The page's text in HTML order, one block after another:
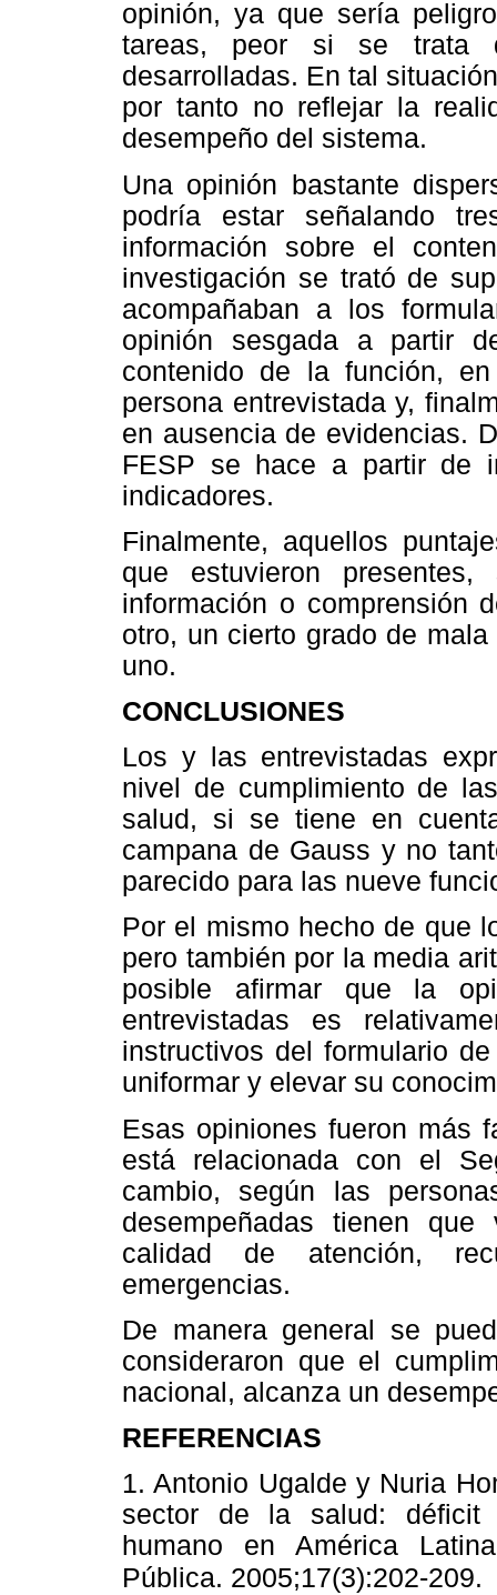
opinión, ya que sería
tareas, peor si se trata
desarrolladas. En tal
por tanto no reflejar la
desempeño del sistema.
Una opinión bastante
podría estar señalando
información sobre el
investigación se trató de
acompañaban a los
opinión sesgada a partir
contenido de la función,
persona entrevistada y,
en ausencia de evidencias.
FESP se hace a partir de
indicadores.
Finalmente, aquellos
que estuvieron
información o comprensión
otro, un cierto grado de
uno.
CONCLUSIONES
Los y las entrevistadas
nivel de cumplimiento de
salud, si se tiene en
campana de Gauss y no
parecido para las nueve
Por el mismo hecho de que
pero también por la media
posible afirmar que la
entrevistadas es
instructivos del formulario
uniformar y elevar su
Esas opiniones fueron más
está relacionada con el
cambio, según las
desempeñadas tienen
calidad de atención,
emergencias.
De manera general se
consideraron que el
nacional, alcanza un
REFERENCIAS
1. Antonio Ugalde y Nuria
sector de la salud: déficit
humano en América
Pública. 2005;17(3):202-209.